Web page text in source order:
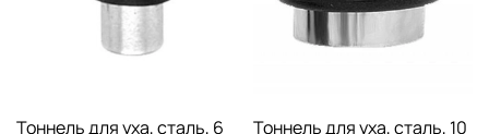
Тоннель для уха, сталь, 6
Тоннель для уха, сталь, 10